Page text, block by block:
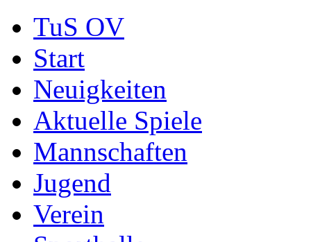
TuS OV
Start
Neuigkeiten
Aktuelle Spiele
Mannschaften
Jugend
Verein